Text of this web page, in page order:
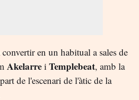
en un habitual a sales de
Akelarre i Templebeat, amb la
de l'escenari de l'àtic de la